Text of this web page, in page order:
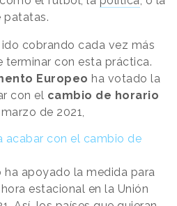
patatas.
cobrando cada vez más
terminar con esta práctica.
Europeo ha votado la
con el cambio de horario
de 2021,
acabar con el cambio de
ha apoyado la medida para
estacional en la Unión